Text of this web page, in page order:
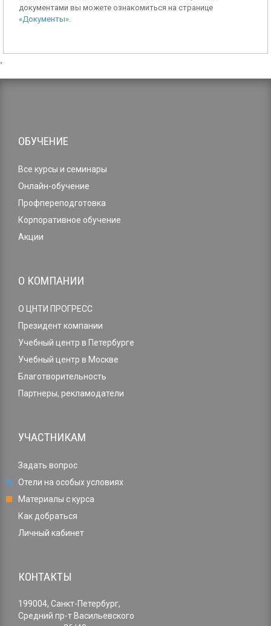
документами вы можете ознакомиться на странице
«Документы».
ОБУЧЕНИЕ
Все курсы и семинары
Онлайн-обучение
Профпереподготовка
Корпоративное обучение
Акции
О КОМПАНИИ
О ЦНТИ ПРОГРЕСС
Президент компании
Учебный центр в Петербурге
Учебный центр в Москве
Благотворительность
Партнеры, рекламодатели
УЧАСТНИКАМ
Задать вопрос
Отели на особых условиях
Материалы с курса
Как добраться
Личный кабинет
КОНТАКТЫ
199004, Санкт-Петербург,
Средний пр-т Васильевского